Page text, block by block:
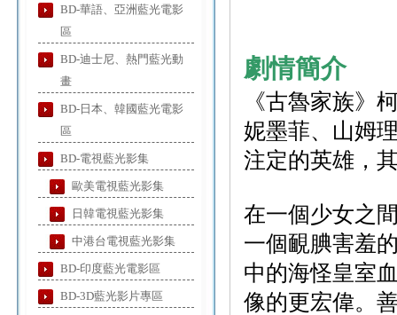
BD-華語、亞洲藍光電影
區
BD-迪士尼、熱門藍光動
畫
BD-日本、韓國藍光電影
區
BD-電視藍光影集
歐美電視藍光影集
日韓電視藍光影集
中港台電視藍光影集
BD-印度藍光電影區
BD-3D藍光影片專區
劇情簡介
《古魯家族》
妮墨菲、山姆
注定的英雄，
在一個少女之
一個靦腆害羞
中的海怪皇室
像的更宏偉。